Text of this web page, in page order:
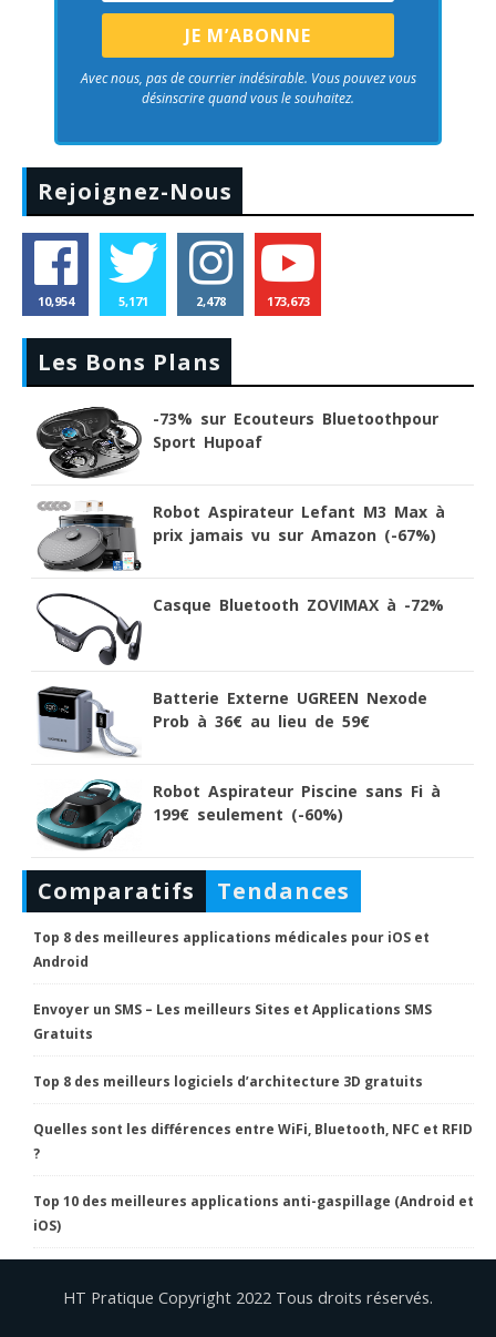
Avec nous, pas de courrier indésirable. Vous pouvez vous
désinscrire quand vous le souhaitez.
Rejoignez-Nous
10,954 5,171 2,478 173,673
Les Bons Plans
-73% sur Ecouteurs Bluetoothpour
Sport Hupoaf
Robot Aspirateur Lefant M3 Max à
prix jamais vu sur Amazon (-67%)
Casque Bluetooth ZOVIMAX à -72%
Batterie Externe UGREEN Nexode
Prob à 36€ au lieu de 59€
Robot Aspirateur Piscine sans Fi à
199€ seulement (-60%)
Comparatifs Tendances
Top 8 des meilleures applications médicales pour iOS et
Android
Envoyer un SMS – Les meilleurs Sites et Applications SMS
Gratuits
Top 8 des meilleurs logiciels d’architecture 3D gratuits
Quelles sont les différences entre WiFi, Bluetooth, NFC et RFID
?
Top 10 des meilleures applications anti-gaspillage (Android et
iOS)
HT Pratique Copyright 2022 Tous droits réservés.